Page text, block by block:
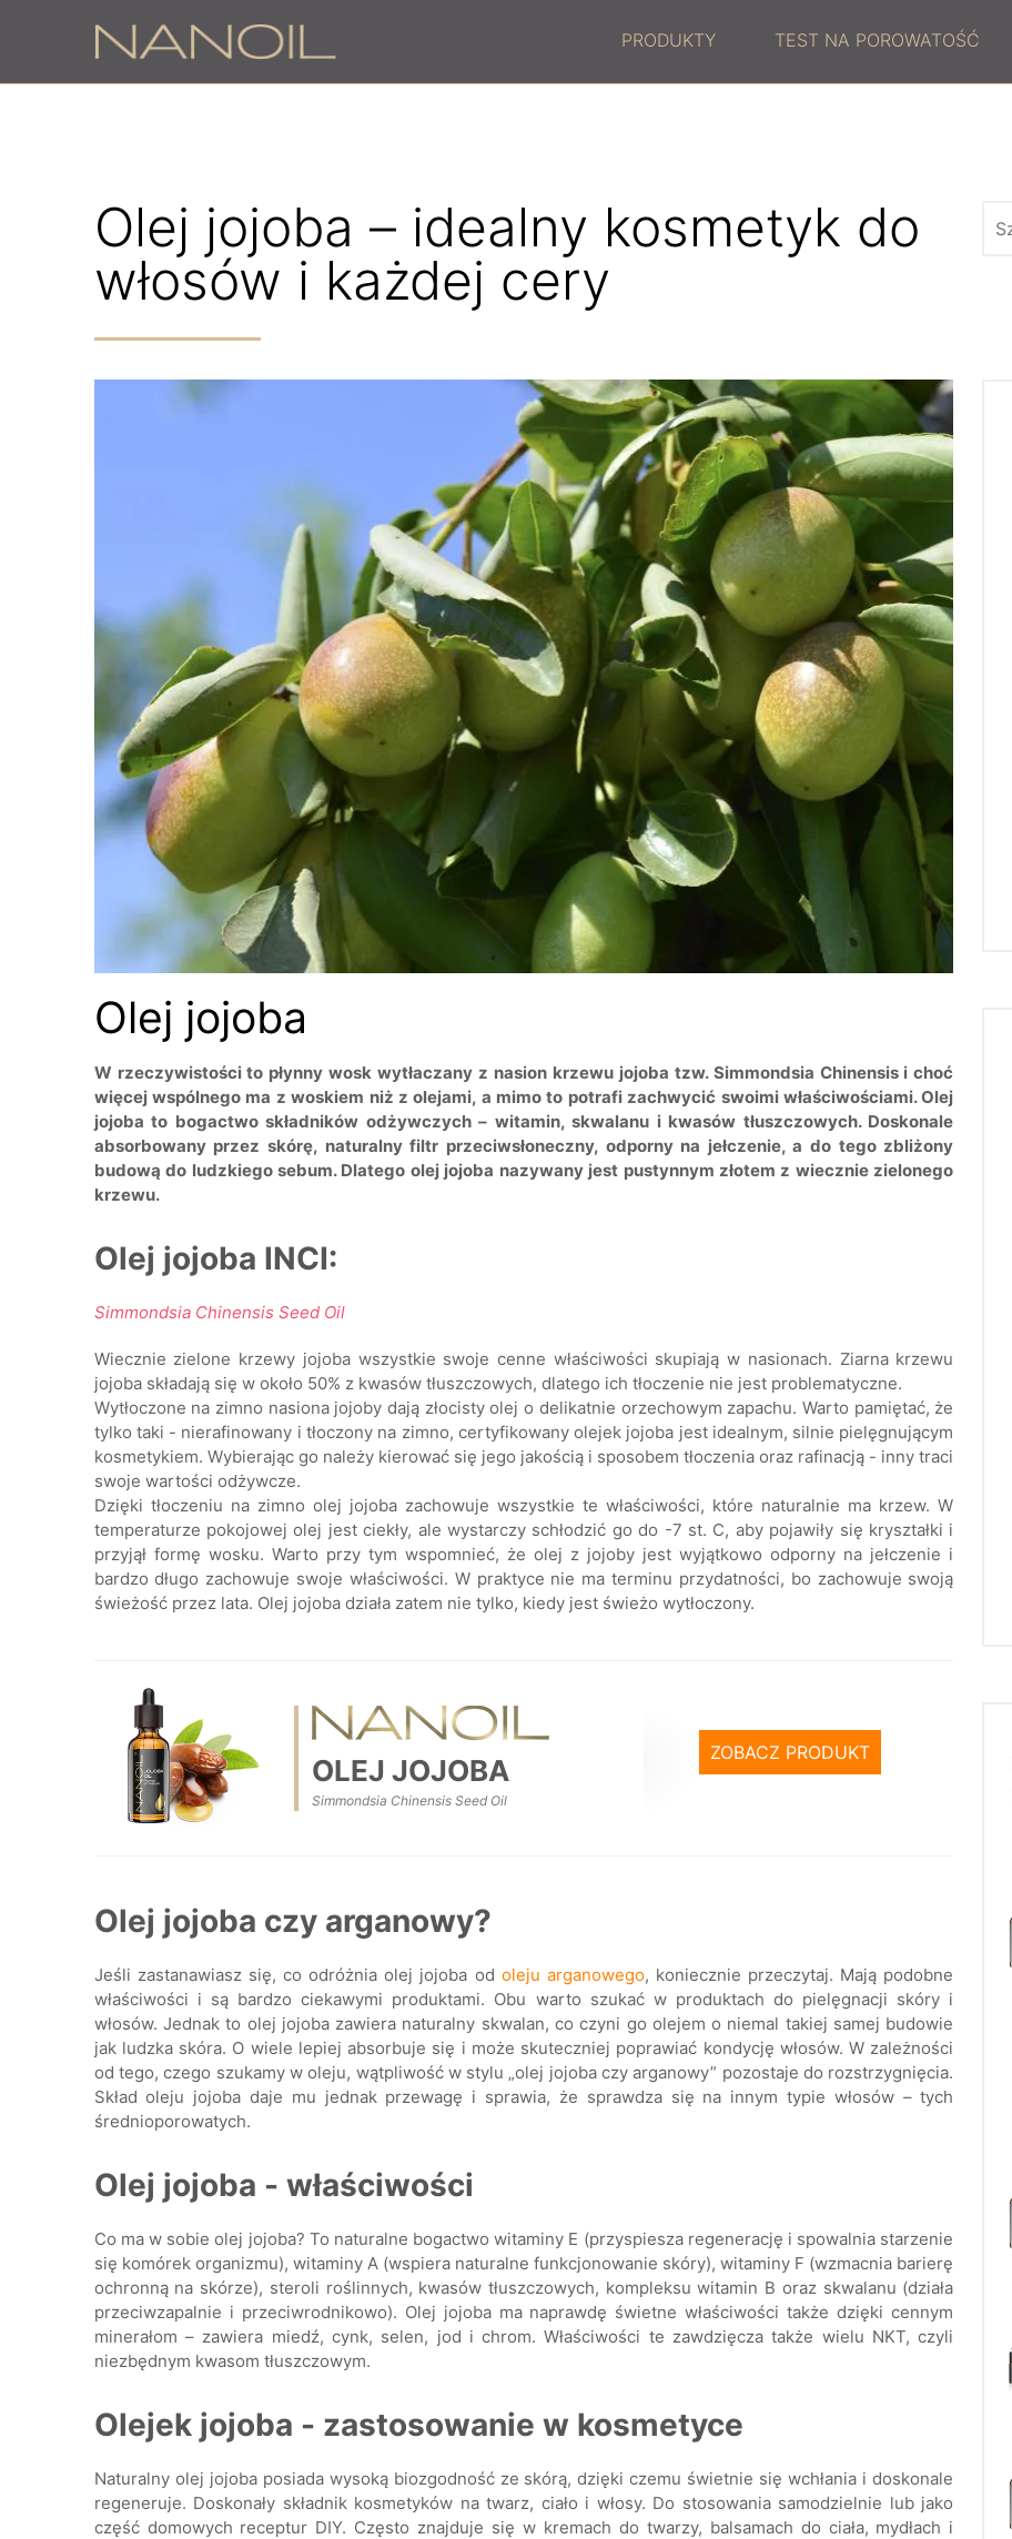
PRODUKTY TEST NA POROWATOŚĆ
Olej jojoba – idealny kosmetyk do
włosów i każdej cery
Olej jojoba
W rzeczywistości to płynny wosk wytłaczany z nasion krzewu jojoba tzw. Simmondsia Chinensis i choć
więcej wspólnego ma z woskiem niż z olejami, a mimo to potrafi zachwycić swoimi właściwościami. Olej
jojoba to bogactwo składników odżywczych – witamin, skwalanu i kwasów tłuszczowych. Doskonale
absorbowany przez skórę, naturalny filtr przeciwsłoneczny, odporny na jełczenie, a do tego zbliżony
budową do ludzkiego sebum. Dlatego olej jojoba nazywany jest pustynnym złotem z wiecznie zielonego
krzewu.
Olej jojoba INCI:
Simmondsia Chinensis Seed Oil
Wiecznie zielone krzewy jojoba wszystkie swoje cenne właściwości skupiają w nasionach. Ziarna krzewu
jojoba składają się w około 50% z kwasów tłuszczowych, dlatego ich tłoczenie nie jest problematyczne.
Wytłoczone na zimno nasiona jojoby dają złocisty olej o delikatnie orzechowym zapachu. Warto pamiętać, że
tylko taki - nierafinowany i tłoczony na zimno, certyfikowany olejek jojoba jest idealnym, silnie pielęgnującym
kosmetykiem. Wybierając go należy kierować się jego jakością i sposobem tłoczenia oraz rafinacją - inny traci
swoje wartości odżywcze.
Dzięki tłoczeniu na zimno olej jojoba zachowuje wszystkie te właściwości, które naturalnie ma krzew. W
temperaturze pokojowej olej jest ciekły, ale wystarczy schłodzić go do -7 st. C, aby pojawiły się kryształki i
przyjął formę wosku. Warto przy tym wspomnieć, że olej z jojoby jest wyjątkowo odporny na jełczenie i
bardzo długo zachowuje swoje właściwości. W praktyce nie ma terminu przydatności, bo zachowuje swoją
świeżość przez lata. Olej jojoba działa zatem nie tylko, kiedy jest świeżo wytłoczony.
OLEJ JOJOBA
Simmondsia Chinensis Seed Oil
ZOBACZ PRODUKT
Olej jojoba czy arganowy?
Jeśli zastanawiasz się, co odróżnia olej jojoba od oleju arganowego, koniecznie przeczytaj. Mają podobne
właściwości i są bardzo ciekawymi produktami. Obu warto szukać w produktach do pielęgnacji skóry i
włosów. Jednak to olej jojoba zawiera naturalny skwalan, co czyni go olejem o niemal takiej samej budowie
jak ludzka skóra. O wiele lepiej absorbuje się i może skuteczniej poprawiać kondycję włosów. W zależności
od tego, czego szukamy w oleju, wątpliwość w stylu „olej jojoba czy arganowy” pozostaje do rozstrzygnięcia.
Skład oleju jojoba daje mu jednak przewagę i sprawia, że sprawdza się na innym typie włosów – tych
średnioporowatych.
Olej jojoba - właściwości
Co ma w sobie olej jojoba? To naturalne bogactwo witaminy E (przyspiesza regenerację i spowalnia starzenie
się komórek organizmu), witaminy A (wspiera naturalne funkcjonowanie skóry), witaminy F (wzmacnia barierę
ochronną na skórze), steroli roślinnych, kwasów tłuszczowych, kompleksu witamin B oraz skwalanu (działa
przeciwzapalnie i przeciwrodnikowo). Olej jojoba ma naprawdę świetne właściwości także dzięki cennym
minerałom – zawiera miedź, cynk, selen, jod i chrom. Właściwości te zawdzięcza także wielu NKT, czyli
niezbędnym kwasom tłuszczowym.
Olejek jojoba - zastosowanie w kosmetyce
Naturalny olej jojoba posiada wysoką biozgodność ze skórą, dzięki czemu świetnie się wchłania i doskonale
regeneruje. Doskonały składnik kosmetyków na twarz, ciało i włosy. Do stosowania samodzielnie lub jako
część domowych receptur DIY. Często znajduje się w kremach do twarzy, balsamach do ciała, mydłach i